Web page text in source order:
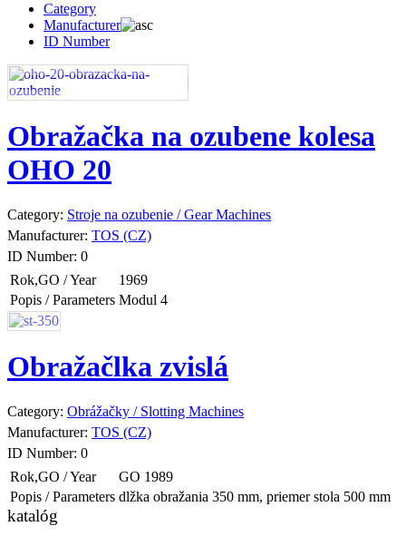
Category
Manufacturer
ID Number
Obražačka na ozubene kolesa
OHO 20
Category: Stroje na ozubenie / Gear Machines
Manufacturer: TOS (CZ)
ID Number: 0
Rok,GO / Year
1969
Popis / Parameters Modul 4
Obražačlka zvislá
Category: Obrážačky / Slotting Machines
Manufacturer: TOS (CZ)
ID Number: 0
Rok,GO / Year
GO 1989
Popis / Parameters dlžka obražania 350 mm, priemer stola 500 mm
katalóg